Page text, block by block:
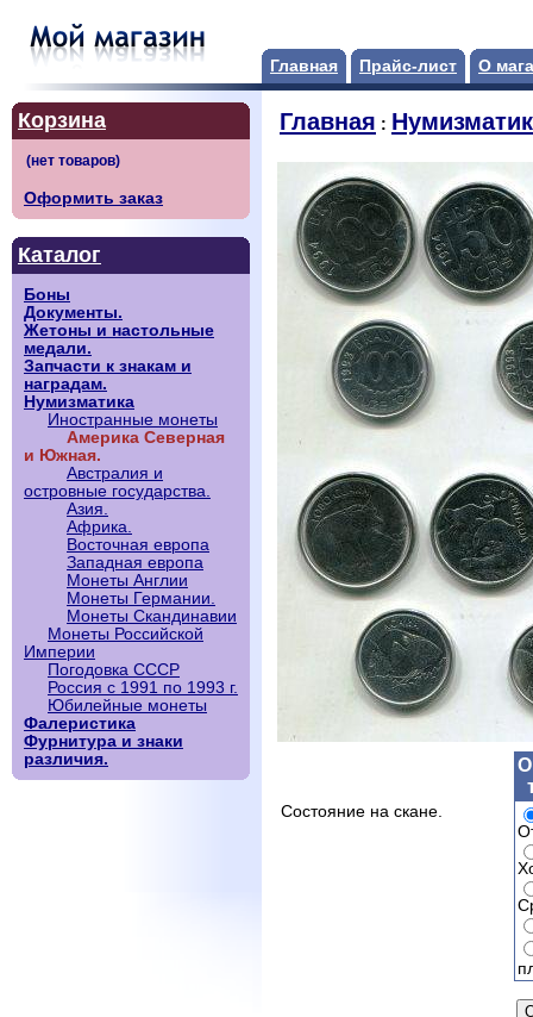
Главная Прайс-лист О
Корзина
Оформить заказ
Каталог
Боны
Документы.
Жетоны и настольные
медали.
Запчасти к знакам и
наградам.
Нумизматика
Иностранные монеты
Америка Северная
и Южная.
Австралия и
островные государства.
Азия.
Африка.
Восточная европа
Западная европа
Монеты Англии
Монеты Германии.
Монеты Скандинавии
Монеты Российской
Империи
Погодовка СССР
Россия с 1991 по 1993 г.
Юбилейные монеты
Фалеристика
Фурнитура и знаки
различия.
Главная :
Состояние на скане.